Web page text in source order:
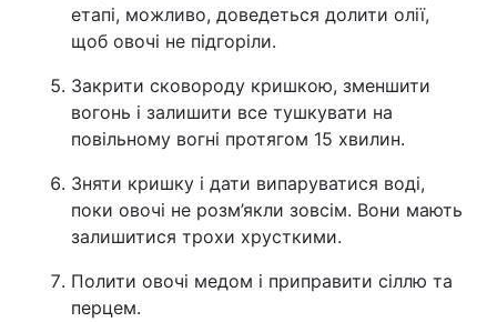
етапі, можливо, доведеться долити олії,
щоб овочі не підгоріли.
Закрити сковороду кришкою, зменшити
вогонь і залишити все тушкувати на
повільному вогні протягом 15 хвилин.
Зняти кришку і дати випаруватися воді,
поки овочі не розм’якли зовсім. Вони мають
залишитися трохи хрусткими.
Полити овочі медом і приправити сіллю та
перцем.